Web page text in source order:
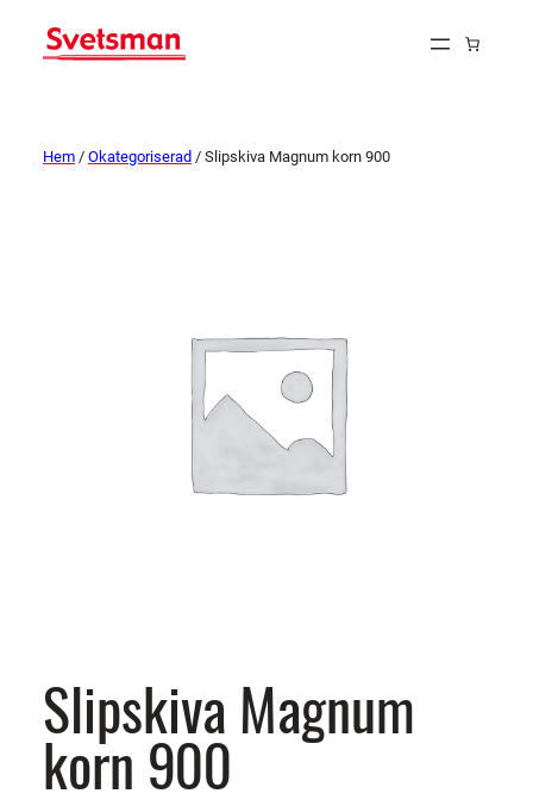
Hem / Okategoriserad / Slipskiva Magnum korn 900
Slipskiva Magnum
korn 900